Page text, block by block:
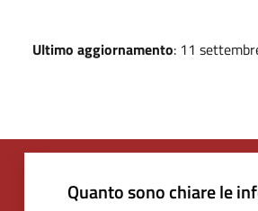
Ultimo aggiornamento: 11
Quanto sono chiare le